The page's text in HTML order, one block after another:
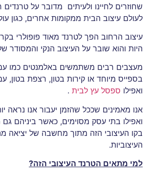
שחוזרים לחיינו ולעיתים מדובר על
לעולם עיצוב הבית ממקומות אחרים, כגון
עיצוב הרחוב הפך לטרנד מאוד פופולרי
היות והוא שובר על העיצוב הנקי והמסודר
מעצבים רבים משתמשים באלמנטים כמו
בספייס מיוחד או קירות בטון, רצפת בטון,
ואפילו ספסל עץ לבית .
אנו מאמינים שככל שהזמן יעבור אנו נראה
ואפילו בתי עסק מסוימים, כאשר ביניהם
בקו העיצובי הזה מתוך מחשבה של יציאה
העיצוביות.
למי מתאים הטרנד העיצובי הזה?